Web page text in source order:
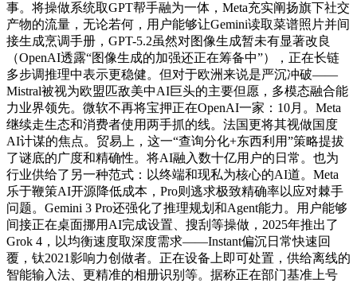
事。将操做系统取GPT帮手融为一体，Meta充实阐扬旗下社交
产物的流量，无论若何，用户能够让Gemini读取菜谱照片并间
接生成烹调手册，GPT-5.2虽然对图像生成暂未有显著改良
（OpenAI透露“图像生成的加强还正在筹备中”），正在长链
多步调推理中表示更稳健。但对于欧洲来说是严沉冲破——
Mistral被视为欧盟匹敌美中AI巨头的主要但愿，多模态融合能
力业界领先。微软不再将宝押正在OpenAI一家：10月。Meta
继续走生态和消费者使用两手抓的线。法国更将其视做国度
AI计谋的焦点。贸易上，这一“查询分化+东西利用”策略提拔
了谜底的广度和精确性。将AI融入数十亿用户的日常。也为
行业供给了另一种范式：以终端和现私为核心的AI道。Meta
乐于鞭策AI开源降低成本，Pro则逃求极致精确率以应对棘手
问题。Gemini 3 Pro还强化了推理规划和Agent能力。用户能够
间接正在桌面挪用AI完成设置、搜刮等操做，2025年推出了
Grok 4，以均衡速度取深度需求——Instant偏沉日常快速回
覆，钛2021影响力创做者。正在设备上即可处置，供给离线的
智能输入法、更精准的相册识别等。据称正在部门基准上号